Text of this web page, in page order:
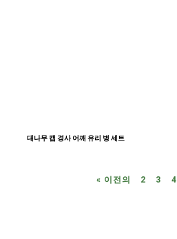
대나무 캡 경사 어깨 유리 병 세트
« 이전의 2 3 4